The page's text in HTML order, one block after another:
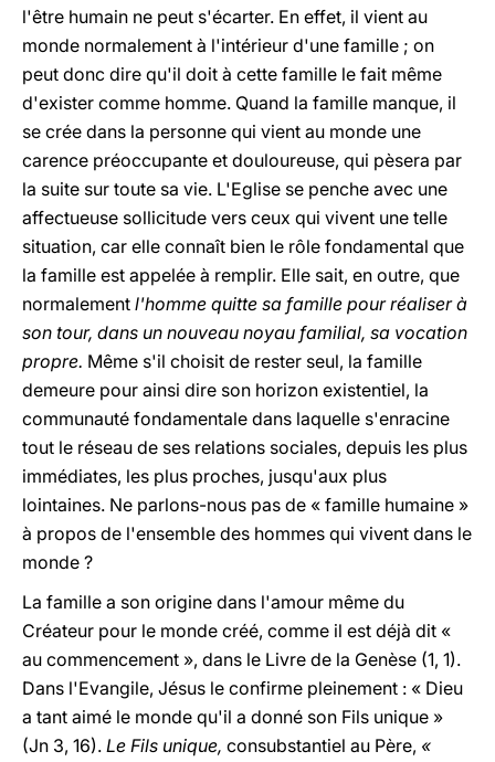
l'être humain ne peut s'écarter. En effet, il vient au
monde normalement à l'intérieur d'une famille ; on
peut donc dire qu'il doit à cette famille le fait même
d'exister comme homme. Quand la famille manque, il
se crée dans la personne qui vient au monde une
carence préoccupante et douloureuse, qui pèsera par
la suite sur toute sa vie. L'Eglise se penche avec une
affectueuse sollicitude vers ceux qui vivent une telle
situation, car elle connaît bien le rôle fondamental que
la famille est appelée à remplir. Elle sait, en outre, que
normalement l'homme quitte sa famille pour réaliser à
son tour, dans un nouveau noyau familial, sa vocation
propre. Même s'il choisit de rester seul, la famille
demeure pour ainsi dire son horizon existentiel, la
communauté fondamentale dans laquelle s'enracine
tout le réseau de ses relations sociales, depuis les plus
immédiates, les plus proches, jusqu'aux plus
lointaines. Ne parlons-nous pas de « famille humaine »
à propos de l'ensemble des hommes qui vivent dans le
monde ?
La famille a son origine dans l'amour même du
Créateur pour le monde créé, comme il est déjà dit «
au commencement », dans le Livre de la Genèse (1, 1).
Dans l'Evangile, Jésus le confirme pleinement : « Dieu
a tant aimé le monde qu'il a donné son Fils unique »
(Jn 3, 16). Le Fils unique, consubstantiel au Père, «